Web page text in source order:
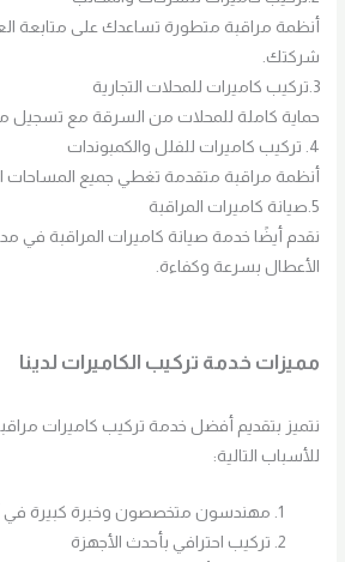
أنظمة مراقبة متطورة تساعدك على متابعة
شركتك.
3.تركيب كاميرات للمحلات التجارية
حماية كاملة للمحلات من السرقة مع تسجيل
4. تركيب كاميرات للفلل والكمبوندات
أنظمة مراقبة متقدمة تغطي جميع المساحات
5.صيانة كاميرات المراقبة
نقدم أيضًا خدمة صيانة كاميرات المراقبة في
الأعطال بسرعة وكفاءة.
مميزات خدمة تركيب الكاميرات لدينا
نتميز بتقديم أفضل خدمة تركيب كاميرات
للأسباب التالية:
مهندسون متخصصون وخبرة كبيرة في
تركيب احترافي بأحدث الأجهزة